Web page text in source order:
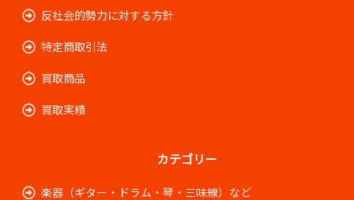
反社会的勢力に対する方針
特定商取引法
買取商品
買取実績
カテゴリー
楽器（ギター・ドラム・琴・三味線）など